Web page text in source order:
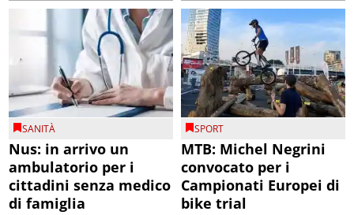
SANITÀ
Nus: in arrivo un
ambulatorio per i
cittadini senza medico
di famiglia
SPORT
MTB: Michel Negrini
convocato per i
Campionati Europei di
bike trial